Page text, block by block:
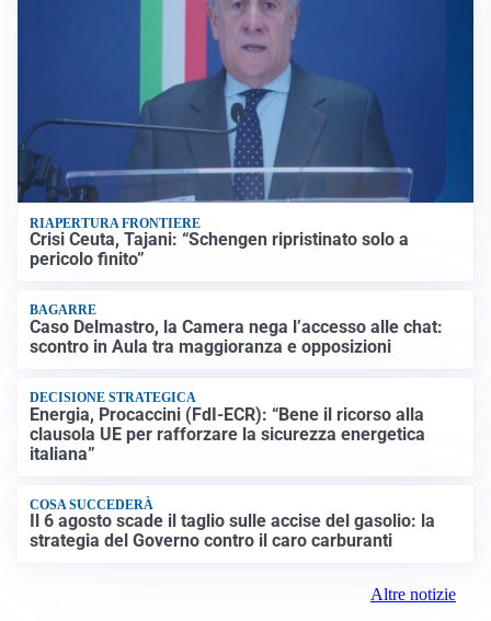
RIAPERTURA FRONTIERE
Crisi Ceuta, Tajani: “Schengen ripristinato solo a
pericolo finito”
BAGARRE
Caso Delmastro, la Camera nega l’accesso alle chat:
scontro in Aula tra maggioranza e opposizioni
DECISIONE STRATEGICA
Energia, Procaccini (FdI-ECR): “Bene il ricorso alla
clausola UE per rafforzare la sicurezza energetica
italiana”
COSA SUCCEDERÀ
Il 6 agosto scade il taglio sulle accise del gasolio: la
strategia del Governo contro il caro carburanti
Altre notizie